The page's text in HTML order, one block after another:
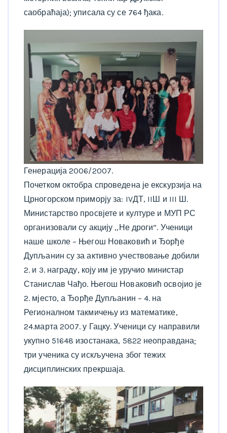
саобраћаја); уписала су се 764 ђака.
Генерација 2006/2007.
Почетком октобра спроведена је екскурзија на
Црногорском приморју за: IVДТ, IIШ и III Ш.
Министарство просвјете и културе и МУП РС
организовали су акцију ,,Не дроги“. Ученици
наше школе – Његош Новаковић и Ђорђе
Дупљанин су за активно учествовање добили
2. и 3. награду, коју им је уручио министар
Станислав Чађо. Његош Новаковић освојио је
2. мјесто, а Ђорђе Дупљанин – 4. на
Регионалном такмичењу из математике,
24.марта 2007. у Гацку. Ученици су направили
укупно 51648 изостанака, 5822 неоправдана;
три ученика су искључена због тежих
дисциплинских прекршаја.